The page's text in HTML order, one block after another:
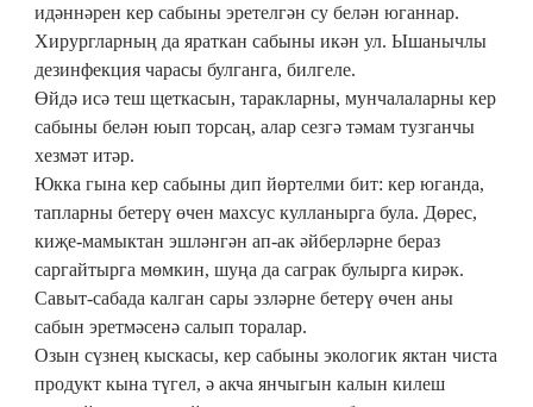
идәннәрен кер сабыны эретелгән су белән юганнар.
Хирургларның да яраткан сабыны икән ул. Ышанычлы
дезинфекция чарасы булганга, билгеле.
Өйдә исә теш щеткасын, таракларны, мунчалаларны кер
сабыны белән юып торсаң, алар сезгә тәмам тузганчы
хезмәт итәр.
Юкка гына кер сабыны дип йөртелми бит: кер юганда,
тапларны бетерү өчен махсус кулланырга була. Дөрес,
киҗе-мамыктан эшләнгән ап-ак әйберләрне бераз
саргайтырга мөмкин, шуңа да саграк булырга кирәк.
Савыт-сабада калган сары эзләрне бетерү өчен аны
сабын эретмәсенә салып торалар.
Озын сүзнең кыскасы, кер сабыны экологик яктан чиста
продукт кына түгел, ә акча янчыгын калын килеш